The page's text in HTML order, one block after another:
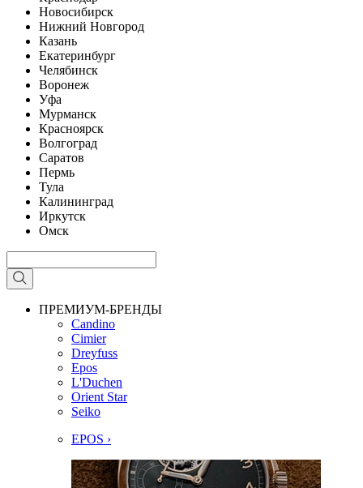
Новосибирск
Нижний Новгород
Казань
Екатеринбург
Челябинск
Воронеж
Уфа
Мурманск
Красноярск
Волгоград
Саратов
Пермь
Тула
Калининград
Иркутск
Омск
ПРЕМИУМ-БРЕНДЫ
Candino
Cimier
Dreyfuss
Epos
L'Duchen
Orient Star
Seiko
EPOS ›